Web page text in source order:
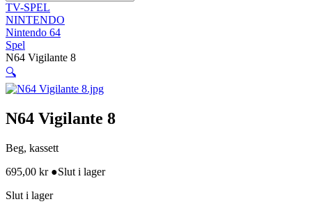
TV-SPEL
NINTENDO
Nintendo 64
Spel
N64 Vigilante 8
🔍
N64 Vigilante 8
Beg, kassett
695,00 kr ●Slut i lager
Slut i lager